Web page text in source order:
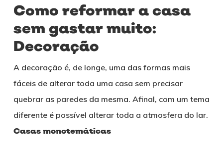
Como reformar a casa
sem gastar muito:
Decoração
A decoração é, de longe, uma das formas mais
fáceis de alterar toda uma casa sem precisar
quebrar as paredes da mesma. Afinal, com um tema
diferente é possível alterar toda a atmosfera do lar.
Casas monotemáticas